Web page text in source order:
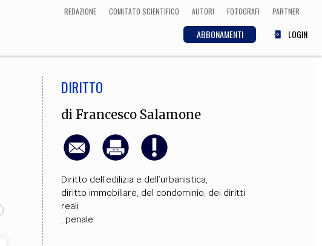
REDAZIONE COMITATO SCIENTIFICO AUTORI FOTOGRAFI PARTNER
ABBONAMENTI LOGIN
ECONOMIA
Matematica, Fisica,
Biologia, Cifrematica,
CULTURA
Arte, Cinema, Musica,
Letteratura
DIRITTO
di Francesco Salamone
Diritto dell’edilizia e dell’urbanistica,
diritto immobiliare, del condominio, dei diritti
reali
, penale